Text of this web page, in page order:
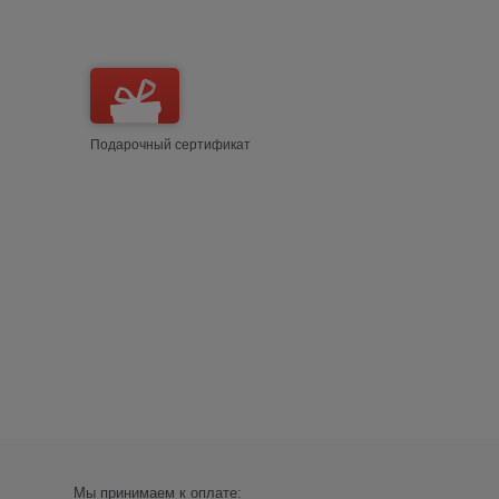
Подарочный сертификат
Мы принимаем к оплате: